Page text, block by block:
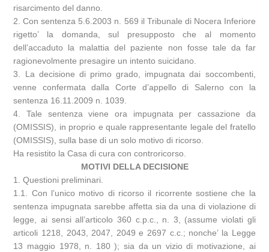
risarcimento del danno.
2. Con sentenza 5.6.2003 n. 569 il Tribunale di Nocera Inferiore
rigetto’ la domanda, sul presupposto che al momento
dell’accaduto la malattia del paziente non fosse tale da far
ragionevolmente presagire un intento suicidano.
3. La decisione di primo grado, impugnata dai soccombenti,
venne confermata dalla Corte d’appello di Salerno con la
sentenza 16.11.2009 n. 1039.
4. Tale sentenza viene ora impugnata per cassazione da
(OMISSIS), in proprio e quale rappresentante legale del fratello
(OMISSIS), sulla base di un solo motivo di ricorso.
Ha resistito la Casa di cura con controricorso.
MOTIVI DELLA DECISIONE
1. Questioni preliminari.
1.1. Con l’unico motivo di ricorso il ricorrente sostiene che la
sentenza impugnata sarebbe affetta sia da una di violazione di
legge, ai sensi all’articolo 360 c.p.c., n. 3, (assume violati gli
articoli 1218, 2043, 2047, 2049 e 2697 c.c.; nonche’ la Legge
13 maggio 1978, n. 180 ); sia da un vizio di motivazione, ai